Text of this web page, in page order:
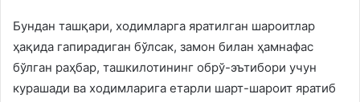
Бундан ташқари, ходимларга яратилган шароитлар
ҳақида гапирадиган бўлсак, замон билан ҳамнафас
бўлган раҳбар, ташкилотининг обрў-эътибори учун
курашади ва ходимларига етарли шарт-шароит яратиб